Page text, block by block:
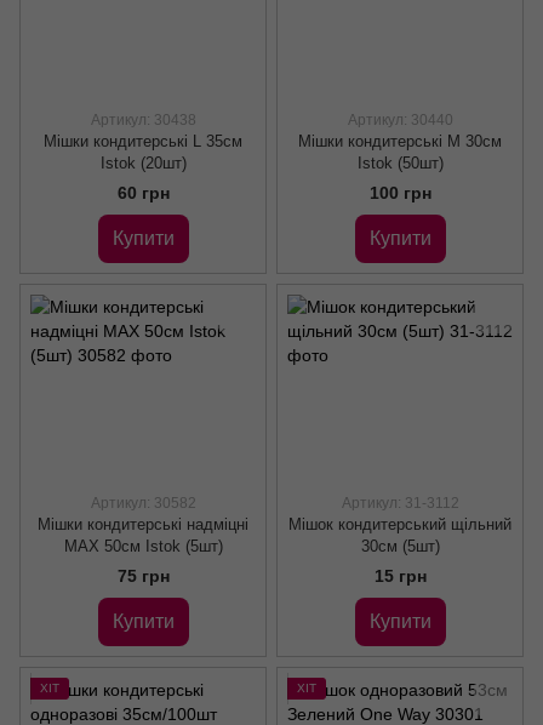
Артикул: 30438
Мішки кондитерські L 35см
Istok (20шт)
60 грн
Купити
Артикул: 30440
Мішки кондитерські M 30см
Istok (50шт)
100 грн
Купити
Артикул: 30582
Мішки кондитерські надміцні
MAX 50см Istok (5шт)
75 грн
Купити
Артикул: 31-3112
Мішок кондитерський щільний
30см (5шт)
15 грн
Купити
ХІТ ХІТ